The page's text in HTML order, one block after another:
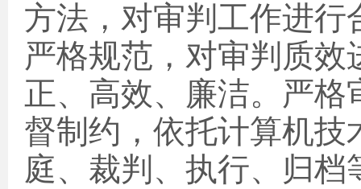
方法，对审判工作进
严格规范，对审判质
正、高效、廉洁。严
督制约，依托计算机
庭、裁判、执行、归